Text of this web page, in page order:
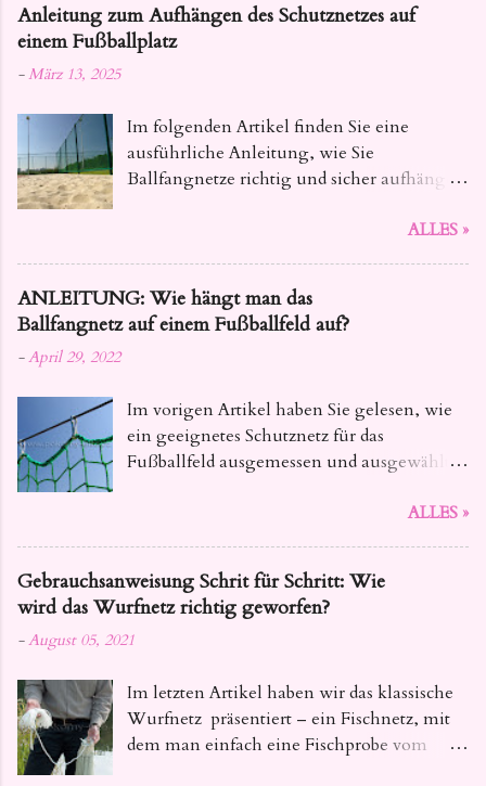
Anleitung zum Aufhängen des Schutznetzes auf
einem Fußballplatz
-März 13, 2025
Im folgenden Artikel finden Sie eine
ausführliche Anleitung, wie Sie
Ballfangnetze richtig und sicher aufhängen
notwendigen Informationen, von der
zu den konkreten Installationsschritten,
damit Ihre Netze fest und zuverlässig sind.
ALLES »
ANLEITUNG: Wie hängt man das
Ballfangnetz auf einem Fußballfeld auf?
-April 29, 2022
Im vorigen Artikel haben Sie gelesen, wie
ein geeignetes Schutznetz für das
Fußballfeld ausgemessen und ausgewählt
das Ballfangnetz für Fussball so aufhängen ,
ALLES »
Gebrauchsanweisung Schrit für Schritt: Wie
wird das Wurfnetz richtig geworfen?
-August 05, 2021
Im letzten Artikel haben wir das klassische
Wurfnetz präsentiert – ein Fischnetz, mit
dem man einfach eine Fischprobe vom